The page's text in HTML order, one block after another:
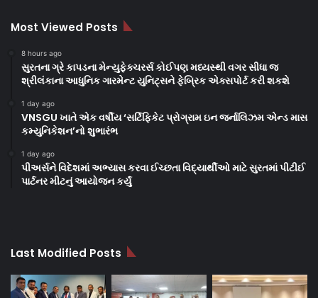
Most Viewed Posts
8 hours ago
સુરતના ગ્રે કાપડના મેન્યુફેક્ચરર્સ કોઈપણ મધ્યસ્થી વગર સીધા જ
શ્રીલંકાના આધુનિક ગારમેન્ટ યુનિટ્સને ફેબ્રિક એક્સપોર્ટ કરી શકશે
1 day ago
VNSGU ખાતે એક વર્ષીય ‘સર્ટિફિકેટ પ્રોગ્રામ ઇન જર્નાલિઝમ એન્ડ માસ
કમ્યુનિકેશન’નો શુભારંભ
1 day ago
પીઅર્સને વિદેશમાં અભ્યાસ કરવા ઈચ્છતા વિદ્યાર્થીઓ માટે સુરતમાં પીટીઈ
પાર્ટનર મીટનું આયોજન કર્યું
Last Modified Posts